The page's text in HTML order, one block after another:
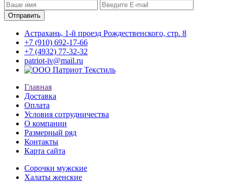
Астрахань, 1-й проезд Рождественского, стр. 8
+7 (910) 692-17-66
+7 (4932) 77-32-32
patriot-iv@mail.ru
Главная
Доставка
Оплата
Условия сотрудничества
О компании
Размерный ряд
Контакты
Карта сайта
Сорочки мужские
Халаты женские